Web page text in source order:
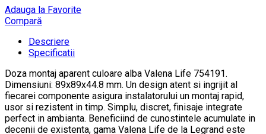
Adauga la Favorite
Compară
Descriere
Specificatii
Doza montaj aparent culoare alba Valena Life 754191.
Dimensiuni: 89x89x44.8 mm. Un design atent si ingrijit al
fiecarei componente asigura instalatorului un montaj rapid,
usor si rezistent in timp. Simplu, discret, finisaje integrate
perfect in ambianta. Beneficiind de cunostintele acumulate in
decenii de existenta, gama Valena Life de la Legrand este